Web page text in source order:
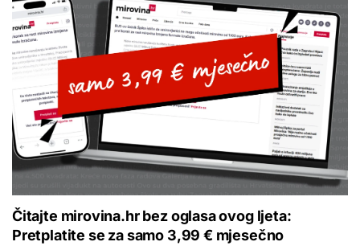
Čitajte mirovina.hr bez oglasa ovog ljeta:
Pretplatite se za samo 3,99 € mjesečno